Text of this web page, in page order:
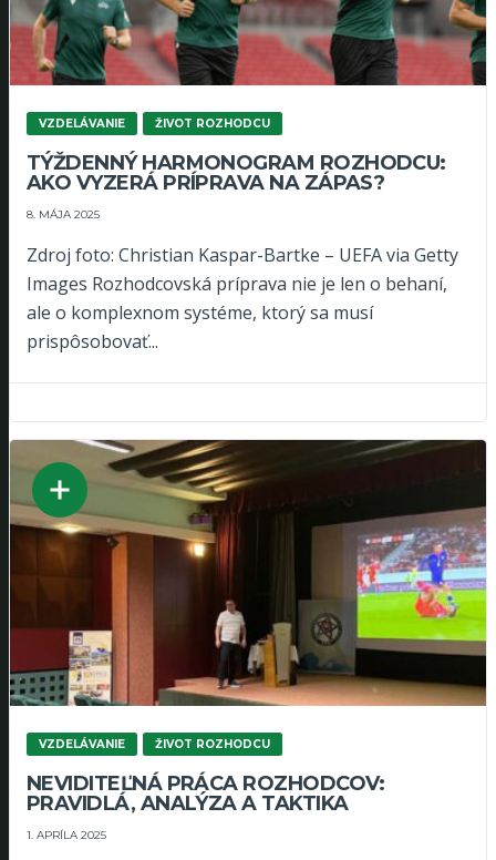
VZDELÁVANIE ŽIVOT ROZHODCU
TÝŽDENNÝ HARMONOGRAM ROZHODCU:
AKO VYZERÁ PRÍPRAVA NA ZÁPAS?
8. MÁJA 2025
Zdroj foto: Christian Kaspar-Bartke – UEFA via Getty
Images Rozhodcovská príprava nie je len o behaní,
ale o komplexnom systéme, ktorý sa musí
prispôsobovať...
VZDELÁVANIE ŽIVOT ROZHODCU
NEVIDITEĽNÁ PRÁCA ROZHODCOV:
PRAVIDLÁ, ANALÝZA A TAKTIKA
1. APRÍLA 2025